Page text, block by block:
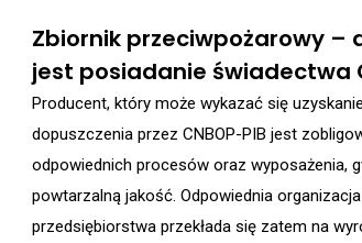
Zbiornik przeciwpożarowy –
jest posiadanie świadectwa
Producent, który może wykazać się
dopuszczenia przez CNBOP-PIB jest
odpowiednich procesów oraz wyposażenia,
powtarzalną jakość. Odpowiednia
przedsiębiorstwa przekłada się zatem na